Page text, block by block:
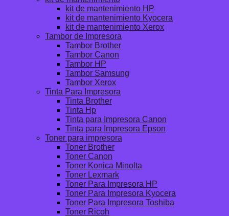
kit de mantenimiento HP
kit de mantenimiento Kyocera
kit de mantenimiento Xerox
Tambor de Impresora
Tambor Brother
Tambor Canon
Tambor HP
Tambor Samsung
Tambor Xerox
Tinta Para Impresora
Tinta Brother
Tinta Hp
Tinta para Impresora Canon
Tinta para Impresora Epson
Toner para impresora
Toner Brother
Toner Canon
Toner Konica Minolta
Toner Lexmark
Toner Para Impresora HP
Toner Para Impresora Kyocera
Toner Para Impresora Toshiba
Toner Ricoh